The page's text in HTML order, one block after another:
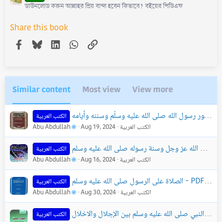
ডাউনলোড করুন আল্লাহর প্রিয় বান্দা হবেন কিভাবে? বইয়ের পিডিএফ
Share this book
Facebook
BlueskyLinkedInWhatsApp
Link
Similar content Most view View more
الكتب العربية
Abu Abdullah
Aug 19, 2024 الكتب العربية
الكتب العربية
Abu Abdullah
Aug 16, 2024 الكتب العربية
الكتب العربية الصلاة على الرسول صلى الله عليه وسلم - PDF
Abu Abdullah Aug 30, 2024 الكتب العربية
الكتب العربية